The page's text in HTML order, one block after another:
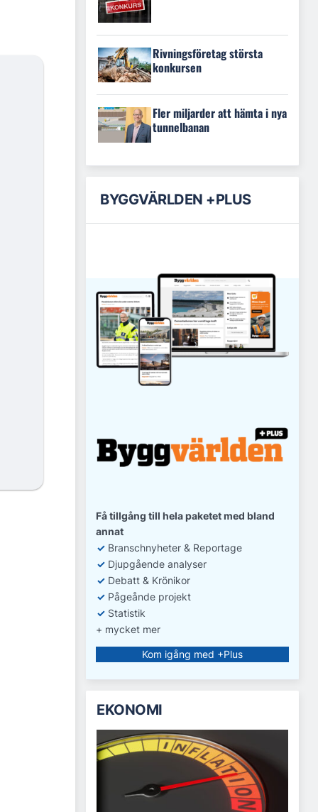
Rivningsföretag största
konkursen
Fler miljarder att hämta i nya
tunnelbanan
BYGGVÄRLDEN +PLUS
Få tillgång till hela paketet med bland
annat
✓ Branschnyheter & Reportage
✓ Djupgående analyser
✓ Debatt & Krönikor
✓ Pågeånde projekt
✓ Statistik
+ mycket mer
Kom igång med +Plus
EKONOMI